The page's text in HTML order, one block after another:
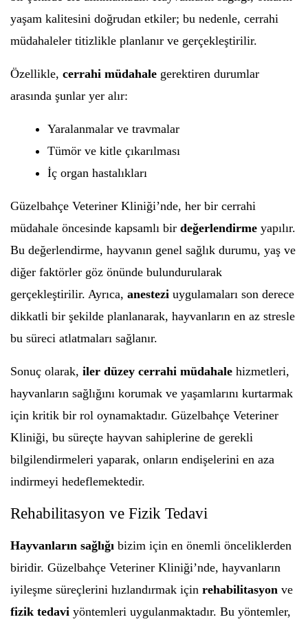
yaşam kalitesini doğrudan etkiler; bu nedenle, cerrahi
müdahaleler titizlikle planlanır ve gerçekleştirilir.
Özellikle, cerrahi müdahale gerektiren durumlar
arasında şunlar yer alır:
Yaralanmalar ve travmalar
Tümör ve kitle çıkarılması
İç organ hastalıkları
Güzelbahçe Veteriner Kliniği’nde, her bir cerrahi
müdahale öncesinde kapsamlı bir değerlendirme yapılır.
Bu değerlendirme, hayvanın genel sağlık durumu, yaş ve
diğer faktörler göz önünde bulundurularak
gerçekleştirilir. Ayrıca, anestezi uygulamaları son derece
dikkatli bir şekilde planlanarak, hayvanların en az stresle
bu süreci atlatmaları sağlanır.
Sonuç olarak, iler düzey cerrahi müdahale hizmetleri,
hayvanların sağlığını korumak ve yaşamlarını kurtarmak
için kritik bir rol oynamaktadır. Güzelbahçe Veteriner
Kliniği, bu süreçte hayvan sahiplerine de gerekli
bilgilendirmeleri yaparak, onların endişelerini en aza
indirmeyi hedeflemektedir.
Rehabilitasyon ve Fizik Tedavi
Hayvanların sağlığı bizim için en önemli önceliklerden
biridir. Güzelbahçe Veteriner Kliniği’nde, hayvanların
iyileşme süreçlerini hızlandırmak için rehabilitasyon ve
fizik tedavi yöntemleri uygulanmaktadır. Bu yöntemler,